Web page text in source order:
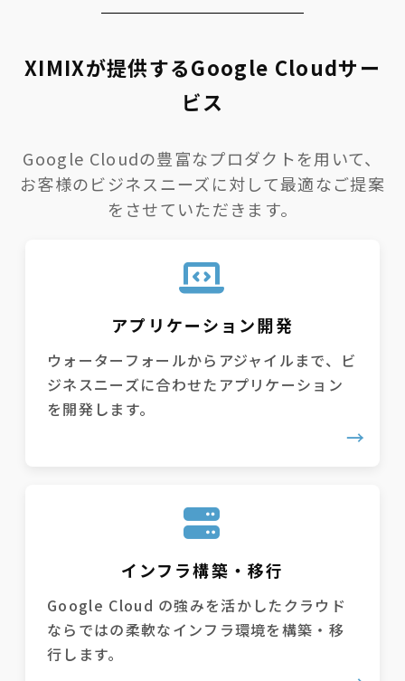
XIMIXが提供するGoogle Cloudサー
ビス
Google Cloudの豊富なプロダクトを用いて、
お客様のビジネスニーズに対して最適なご提案
をさせていただきます。
アプリケーション開発
ウォーターフォールからアジャイルまで、ビ
ジネスニーズに合わせたアプリケーション
を開発します。
インフラ構築・移行
Google Cloud の強みを活かしたクラウド
ならではの柔軟なインフラ環境を構築・移
行します。